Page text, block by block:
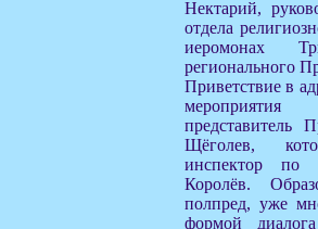
Нектарий,
отдела
иеромонах
регионального
Приветствие в
Щёголев,
инспектор по
Королёв.
полпред, уже
формой